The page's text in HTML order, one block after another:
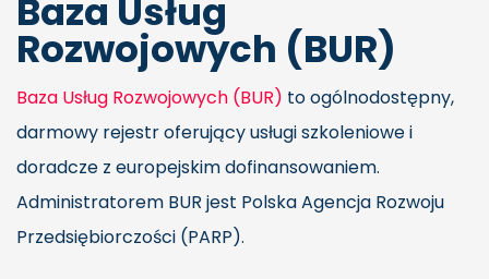
Baza Usług
Rozwojowych (BUR)
Baza Usług Rozwojowych (BUR) to ogólnodostępny,
darmowy rejestr oferujący usługi szkoleniowe i
doradcze z europejskim dofinansowaniem.
Administratorem BUR jest Polska Agencja Rozwoju
Przedsiębiorczości (PARP).